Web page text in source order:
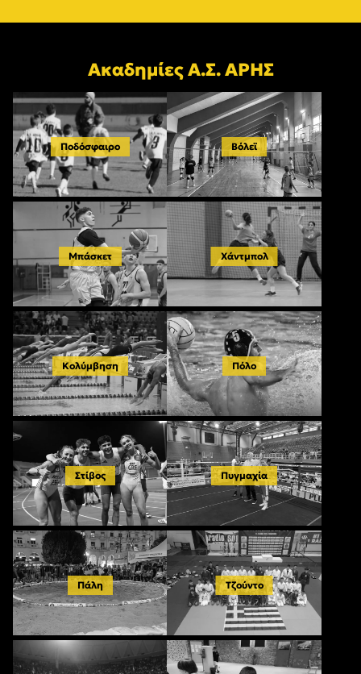
Ακαδημίες Α.Σ. ΑΡΗΣ
Ποδόσφαιρο Βόλεϊ
Μπάσκετ Χάντμπολ
Κολύμβηση Πόλο
Στίβος Πυγμαχία
Πάλη Τζούντο